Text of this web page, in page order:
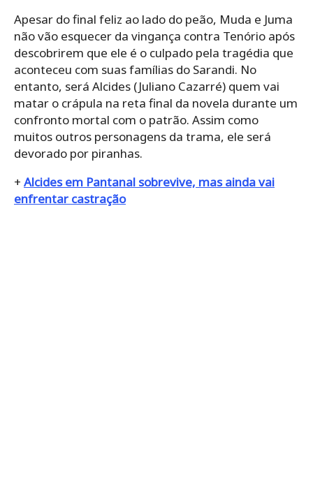
Apesar do final feliz ao lado do peão, Muda e Juma
não vão esquecer da vingança contra Tenório após
descobrirem que ele é o culpado pela tragédia que
aconteceu com suas famílias do Sarandi. No
entanto, será Alcides (Juliano Cazarré) quem vai
matar o crápula na reta final da novela durante um
confronto mortal com o patrão. Assim como
muitos outros personagens da trama, ele será
devorado por piranhas.
+ Alcides em Pantanal sobrevive, mas ainda vai
enfrentar castração